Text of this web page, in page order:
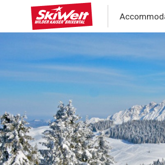
Overslaan
Skiwelt
Wilde
Kaiser